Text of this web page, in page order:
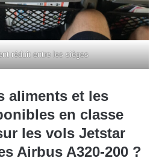
réduit entre les sièges
aliments et les
en classe
les vols Jetstar
Airbus A320-200 ?